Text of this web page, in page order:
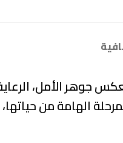
جوهر الأمل،
الهامة من